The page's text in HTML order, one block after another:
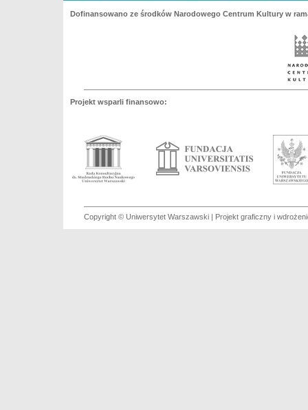
Dofinansowano ze środków Narodowego Centrum Kultury w
Projekt wsparli finansowo:
Copyright © Uniwersytet Warszawski | Projekt graficzny i